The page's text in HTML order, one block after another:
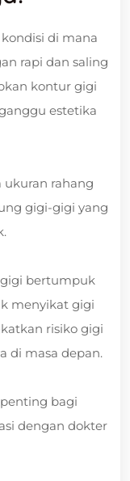
di mana
rapi dan saling
kontur gigi
estetika
rahang
gigi-gigi yang
bertumpuk
menyikat gigi
risiko gigi
di masa depan.
bagi
dengan dokter